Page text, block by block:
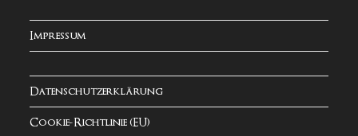
Impressum
Datenschutzerklärung
Cookie-Richtlinie (EU)